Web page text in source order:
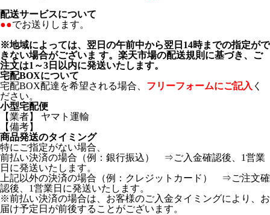
配送サービスについて
●●でお送りします。
※地域によっては、翌日の午前中から翌日14時までの指定がで
きない場合がございま す。楽天市場の配送規則に基づき、ご
注文は1～3日以内に発送いたします。
宅配BOXについて
宅配BOX配達を希望される場合、 フリーフォームにご記入 く
ださい。
小型宅配便
【業者】 ヤマト運輸
【備考】
商品発送のタイミング
特にご指定がない場合、
前払い決済の場合（例：銀行振込） ⇒ご入金確認後、1営業
日に発送いたします。
上記以外の決済の場合（例：クレジットカード） ⇒ご注文確
認後、1営業日に発送いたします。
※前払い決済の場合は、お客様のご入金タイミングにより、お
届け予定日が前後することがございます。